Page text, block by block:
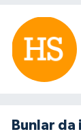
Bunlar